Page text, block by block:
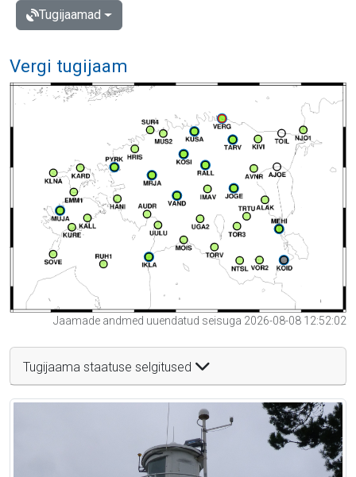
Tugijaamad
Vergi tugijaam
Jaamade andmed uuendatud seisuga 2026-08-08 12:52:02
Tugijaama staatuse selgitused